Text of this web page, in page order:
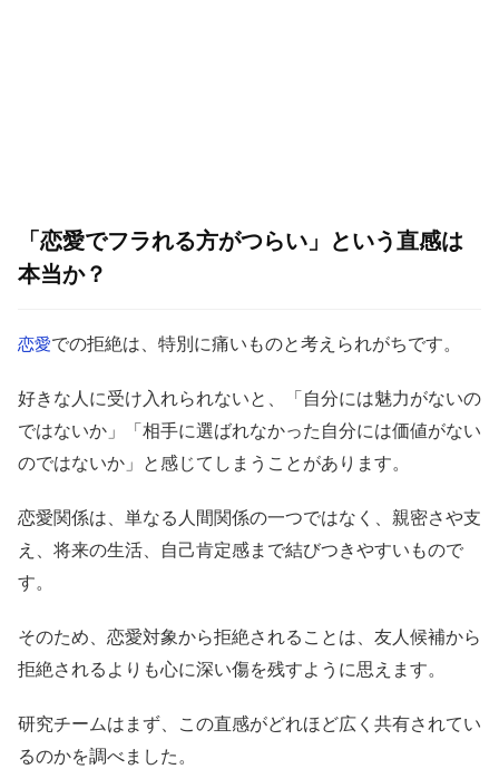
「恋愛でフラれる方がつらい」という直感は
本当か？
恋愛での拒絶は、特別に痛いものと考えられがちです。
好きな人に受け入れられないと、「自分には魅力がないの
ではないか」「相手に選ばれなかった自分には価値がない
のではないか」と感じてしまうことがあります。
恋愛関係は、単なる人間関係の一つではなく、親密さや支
え、将来の生活、自己肯定感まで結びつきやすいもので
す。
そのため、恋愛対象から拒絶されることは、友人候補から
拒絶されるよりも心に深い傷を残すように思えます。
研究チームはまず、この直感がどれほど広く共有されてい
るのかを調べました。